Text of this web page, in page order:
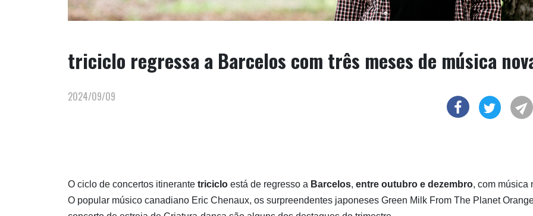
triciclo regressa a Barcelos com três meses de música
2024/09/09
O ciclo de concertos itinerante triciclo está de regresso a Barcelos, entre outubro e dezembro, com música
O popular músico canadiano Eric Chenaux, os surpreendentes japoneses Green Milk From The Planet